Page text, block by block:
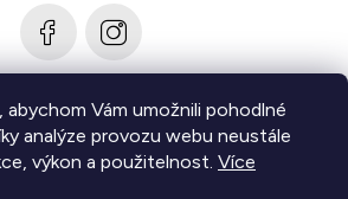
abychom Vám umožnili pohodlné
analýze provozu webu neustále
výkon a použitelnost. Více